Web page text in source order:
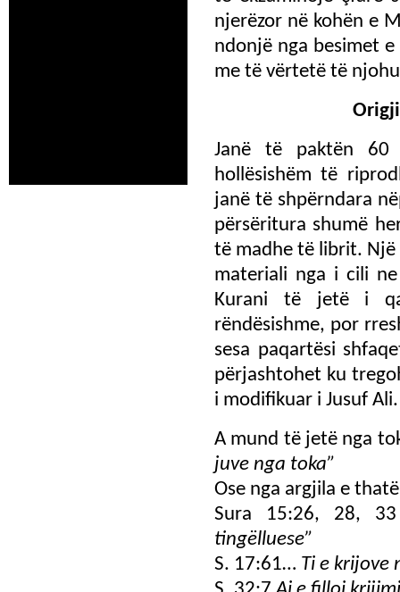
njerëzor në kohën e
ndonjë nga besimet
me të vërtetë të
Janë të paktën
hollësishëm të
janë të shpërndara
përsëritura shumë
të madhe të librit.
materiali nga i cili
Kurani të jetë i
rëndësishme, por
sesa paqartësi
përjashtohet ku
i modifikuar i Jusuf Ali.
A mund të jetë nga
juve nga toka”
Ose nga argjila e
Sura 15:26, 28,
tingëlluese”
S. 17:61… Ti e krijove